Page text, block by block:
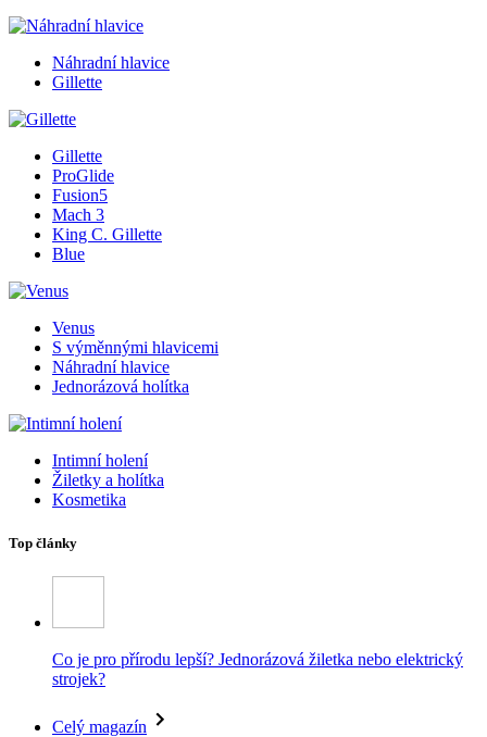
Náhradní hlavice
Gillette
Gillette
ProGlide
Fusion5
Mach 3
King C. Gillette
Blue
Venus
S výměnnými hlavicemi
Náhradní hlavice
Jednorázová holítka
Intimní holení
Žiletky a holítka
Kosmetika
Top články
Co je pro přírodu lepší? Jednorázová žiletka nebo elektrický
strojek?
Celý magazín